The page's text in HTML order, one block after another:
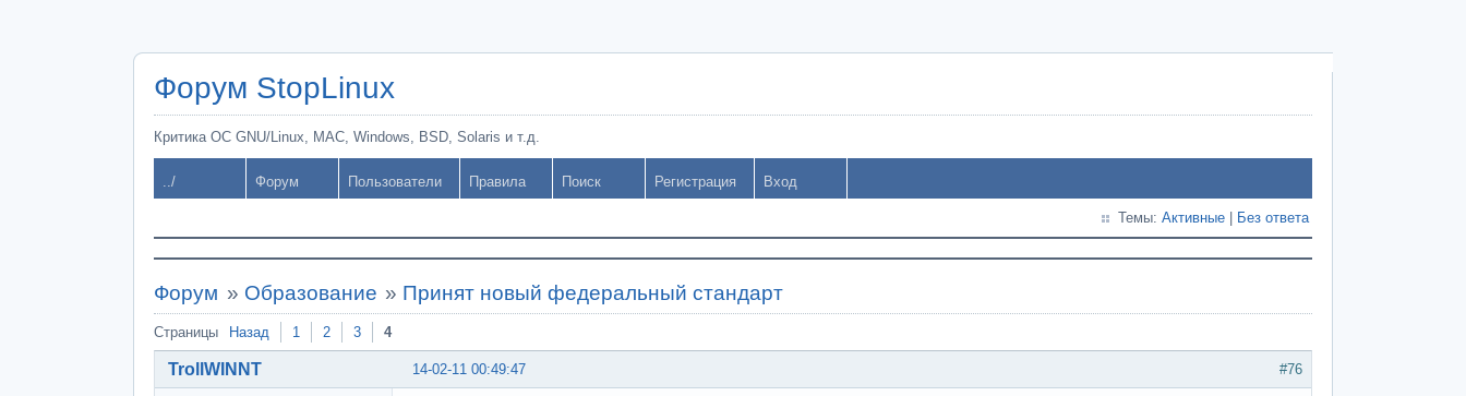
Форум StopLinux
Критика ОС GNU/Linux, MAC, Windows, BSD, Solaris и т.д.
../ Форум Пользователи Правила Поиск Регистрация Вход
Темы: Активные Без ответа
Форум » Образование » Принят новый федеральный стандарт
Страницы Назад 1 2 3 4
#76
14-02-11 00:49:47
TrollWINNT